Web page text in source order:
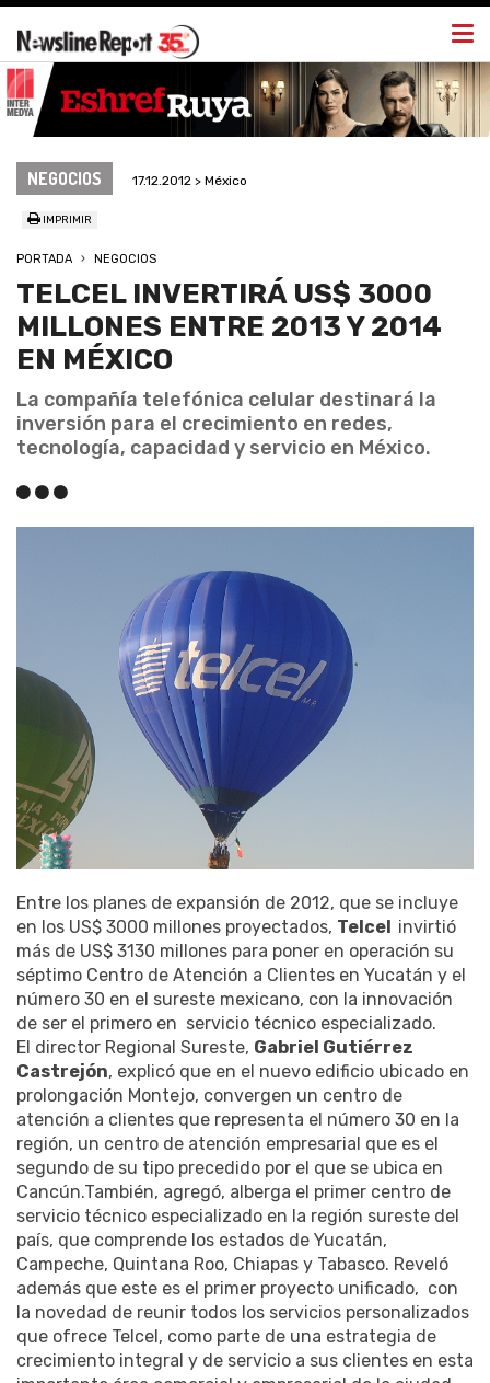
NEGOCIOS 17.12.2012 > México
IMPRIMIR
PORTADA NEGOCIOS
TELCEL INVERTIRÁ US$ 3000
MILLONES ENTRE 2013 Y 2014
EN MÉXICO
La compañía telefónica celular destinará la
inversión para el crecimiento en redes,
tecnología, capacidad y servicio en México.
Entre los planes de expansión de 2012, que se incluye
en los US$ 3000 millones proyectados, Telcel invirtió
más de US$ 3130 millones para poner en operación su
séptimo Centro de Atención a Clientes en Yucatán y el
número 30 en el sureste mexicano, con la innovación
de ser el primero en servicio técnico especializado.
El director Regional Sureste, Gabriel Gutiérrez
Castrejón, explicó que en el nuevo edificio ubicado en
prolongación Montejo, convergen un centro de
atención a clientes que representa el número 30 en la
región, un centro de atención empresarial que es el
segundo de su tipo precedido por el que se ubica en
Cancún.También, agregó, alberga el primer centro de
servicio técnico especializado en la región sureste del
país, que comprende los estados de Yucatán,
Campeche, Quintana Roo, Chiapas y Tabasco. Reveló
además que este es el primer proyecto unificado, con
la novedad de reunir todos los servicios personalizados
que ofrece Telcel, como parte de una estrategia de
crecimiento integral y de servicio a sus clientes en esta